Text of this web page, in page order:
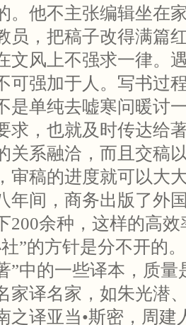
。他不主张编辑坐在
员，把稿子改得满篇
文风上不强求一律。
可强加于人。写书过
是单纯去嘘寒问暖讨
求，也就及时传达给
关系融洽，而且交稿
审稿的进度就可以大
年间，商务出版了外
200余种，这样的高
”的方针是分不开的
”中的一些译本，质
家译名家，如朱光潜
之译亚当•斯密，周建